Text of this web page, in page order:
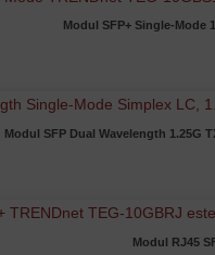
Modul SFP+ Single-Mode
Modul SFP Dual Wavelength 1.25G
Modul RJ45